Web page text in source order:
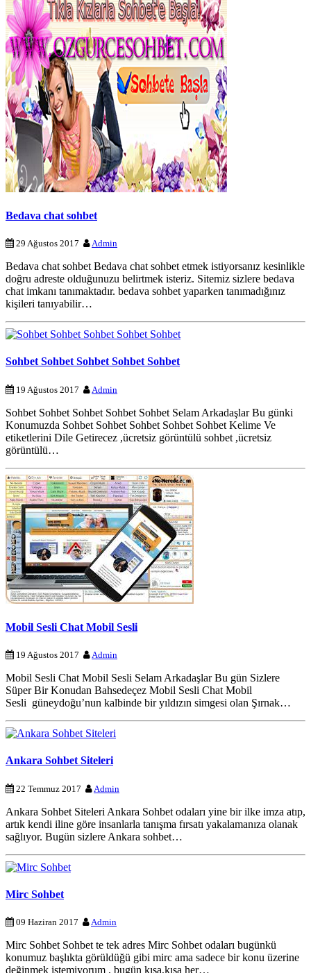
Bedava chat sohbet
29 Ağustos 2017 Admin
Bedava chat sohbet Bedava chat sohbet etmek istiyorsanız kesinlikle
doğru adreste olduğunuzu belirtmek isteriz. Sitemiz sizlere bedava
chat imkanı tanımaktadır. bedava sohbet yaparken tanımadığınız
kişileri tanıyabilir…
Sohbet Sohbet Sohbet Sohbet Sohbet
19 Ağustos 2017 Admin
Sohbet Sohbet Sohbet Sohbet Sohbet Selam Arkadaşlar Bu günki
Konumuzda Sohbet Sohbet Sohbet Sohbet Sohbet Kelime Ve
etiketlerini Dile Getirecez ,ücretsiz görüntülü sohbet ,ücretsiz
görüntülü…
Mobil Sesli Chat Mobil Sesli
19 Ağustos 2017 Admin
Mobil Sesli Chat Mobil Sesli Selam Arkadaşlar Bu gün Sizlere
Süper Bir Konudan Bahsedeçez Mobil Sesli Chat Mobil
Sesli güneydoğu’nun kalbinde bir yıldızın simgesi olan Şırnak…
Ankara Sohbet Siteleri
22 Temmuz 2017 Admin
Ankara Sohbet Siteleri Ankara Sohbet odaları yine bir ilke imza atıp,
artık kendi iline göre insanlarla tanışma fırsatı yakalamanıza olanak
sağlıyor. Bugün sizlere Ankara sohbet…
Mirc Sohbet
09 Haziran 2017 Admin
Mirc Sohbet Sohbet te tek adres Mirc Sohbet odaları bugünkü
konumuz başlıkta görüldüğü gibi mirc ama sadece bir konu üzerine
değinmek istemiyorum , bugün kısa,kısa her…